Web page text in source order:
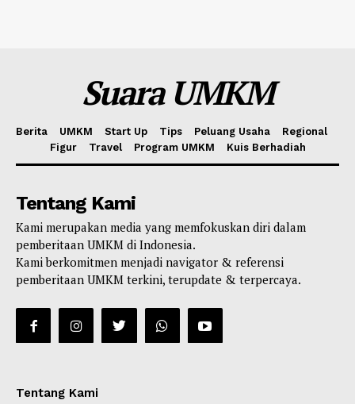
Suara UMKM
Berita UMKM Start Up Tips Peluang Usaha
Regional
Figur
Travel Program UMKM Kuis Berhadiah
Tentang Kami
Kami merupakan media yang memfokuskan diri dalam
pemberitaan UMKM di Indonesia.
Kami berkomitmen menjadi navigator & referensi
pemberitaan UMKM terkini, terupdate & terpercaya.
Tentang Kami